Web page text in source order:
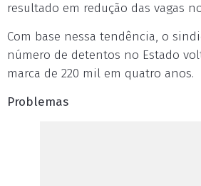
resultado em redução das vagas
Com base nessa tendência, o
número de detentos no Estado
marca de 220 mil em quatro anos.
Problemas